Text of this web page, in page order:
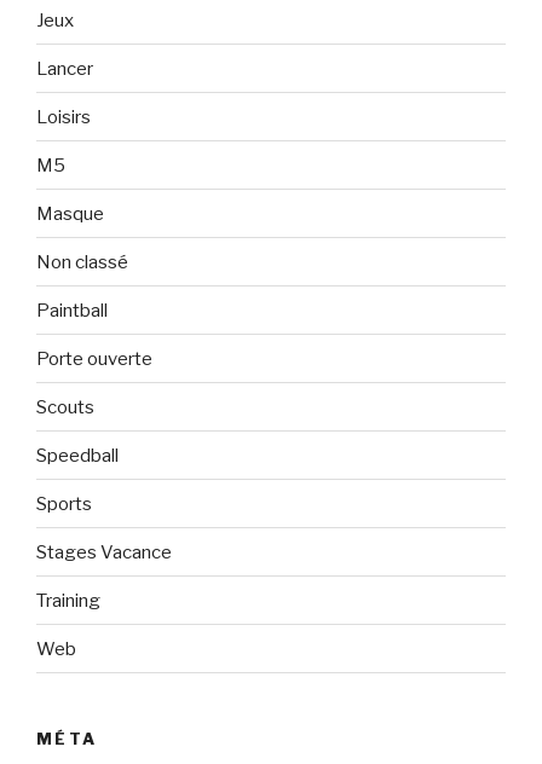
Jeux
Lancer
Loisirs
M5
Masque
Non classé
Paintball
Porte ouverte
Scouts
Speedball
Sports
Stages Vacance
Training
Web
MÉTA